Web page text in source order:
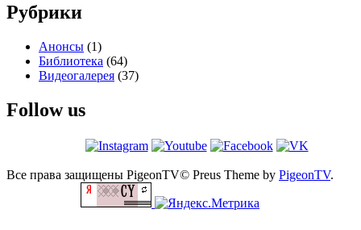
Рубрики
Анонсы (1)
Библиотека (64)
Видеогалерея (37)
Follow us
Все права защищены PigeonTV© Preus Theme by PigeonTV.